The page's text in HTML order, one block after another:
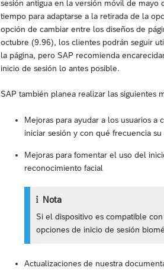
sesión antigua en la versión móvil de
tiempo para adaptarse a la retirada de la
opción de cambiar entre los diseños de
octubre (9.96), los clientes podrán seguir
la página, pero SAP recomienda
inicio de sesión lo antes posible.
SAP también planea realizar las siguientes
Mejoras para ayudar a los usuarios
iniciar sesión y con qué frecuencia
Mejoras para fomentar el uso del
reconocimiento facial
Nota
Si el dispositivo es compatible
opciones de inicio de sesión
Actualizaciones de nuestra